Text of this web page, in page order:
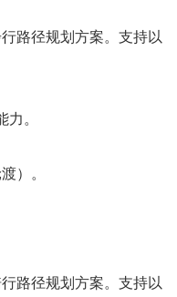
路径规划方案。支持以
。
）。
路径规划方案。支持以